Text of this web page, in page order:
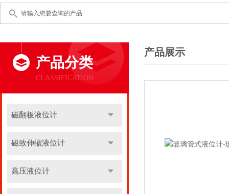
产品分类
CLASSIFICATION
磁翻板液位计
磁致伸缩液位计
高压液位计
产品展示